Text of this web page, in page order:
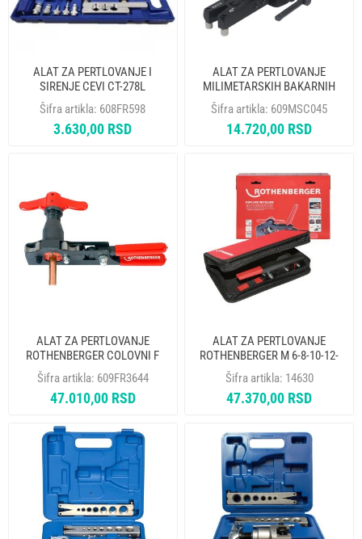
ALAT ZA PERTLOVANJE I
SIRENJE CEVI CT-278L
Šifra artikla: 608FR598
3.630,00 RSD
ALAT ZA PERTLOVANJE
MILIMETARSKIH BAKARNIH
CEVI - EKSCENTRICNI
MASTERCOOL 70057-AM
Šifra artikla: 609MSC045
14.720,00 RSD
ALAT ZA PERTLOVANJE
ROTHENBERGER COLOVNI F
1/4 5/16 3/8 1/2 5/8 3/4"
ROFLARE REVOLVER
Šifra artikla: 609FR3644
47.010,00 RSD
ALAT ZA PERTLOVANJE
ROTHENBERGER M 6-8-10-12-
16-18 MM ROFLARE REVOLVER
Šifra artikla: 14630
47.370,00 RSD